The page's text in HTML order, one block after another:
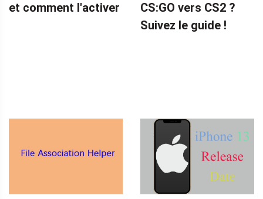
et comment l'activer
CS:GO vers CS2 ?
Suivez le guide !